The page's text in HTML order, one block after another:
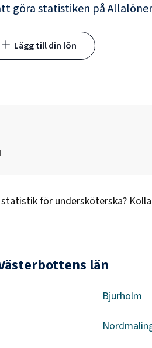
göra statistiken på
Lägg till din lön
statistik för undersköterska?
län
Bjurholm